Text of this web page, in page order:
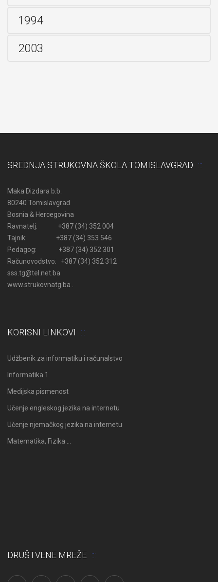
1994
2003
SREDNJA STRUKOVNA ŠKOLA TOMISLAVGRAD
Maka Dizdara b.b.
80240 Tomislavgrad
Bosnia & Hercegovina
Ravnatelj: +387 (34) 352 004
Tajnik: +387 (34) 353 546
Pedagog: +387 (34) 352 301
Računovodstvo: +387 (34) 352 312
sss.tg@tel.net.ba
www.strukovnatg.ba .
KORISNI LINKOVI
Udžbenik za informatiku i računalstvo
Informatika 1
Medijska pismenost
Učenje engleskog jezika na internetu
Učenje njemačkog jezika na internetu
Matematika, Fizika …
DRUŠTVENE MREŽE